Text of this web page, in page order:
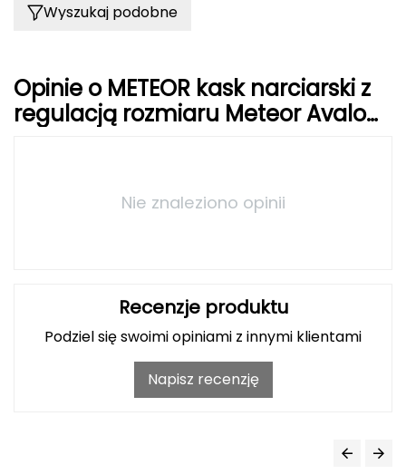
JOMA
Julbo
Wyszukaj podobne
Opinie o METEOR kask narciarski z
regulacją rozmiaru Meteor Avalo
Nie znaleziono opinii
Recenzje produktu
Podziel się swoimi opiniami z innymi klientami
Napisz recenzję